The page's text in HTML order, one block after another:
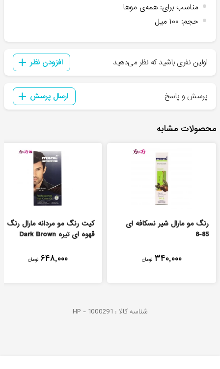
مناسب برای: همه‌ی موها
حجم: ۱۰۰ میل
اولین نفری باشید که نظر می‌دهید افزودن نظر
پرسش و پاسخ ارسال پرسش
محصولات مشابه
رنگ مو مارال شیر نسکافه ای
85-8
۳۴۰,۰۰۰ تومان
کیت رنگ مو مردانه مارال رنگ
قهوه ای تیره Dark Brown
۶۴۸,۰۰۰ تومان
شناسه کالا : HP - 1000291